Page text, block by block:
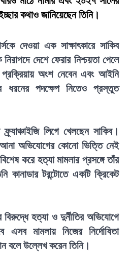
কথাও জানিয়েছেন তিনি।
দেওয়া এক সাক্ষাৎকারে সাকিব
দেশে ফেরার নিশ্চয়তা পেলে
প্রক্রিয়ায় অংশ নেবেন এবং আইনি
ধরনের পদক্ষেপ নিতেও প্রস্তুত
লিগে খেলছেন সাকিব।
আনা অভিযোগের কোনো ভিত্তি নেই
করে হত্যা মামলার প্রসঙ্গে তাঁর
কানাডার টরন্টোতে একটি ক্রিকেট
বিরুদ্ধে হত্যা ও দুর্নীতির অভিযোগে
এসব মামলায় নিজের নির্দোষিতা
বলে উল্লেখ করেন তিনি।